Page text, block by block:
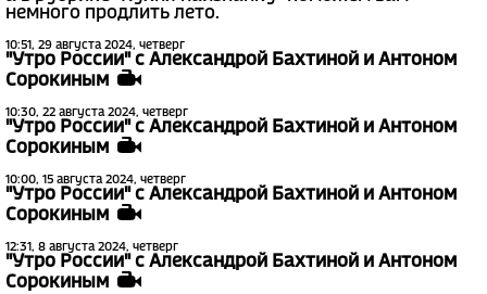
немного продлить лето.
10:51, 29 августа 2024, четверг
"Утро России" с Александрой Бахтиной и Антоном
Сорокиным
10:30, 22 августа 2024, четверг
"Утро России" с Александрой Бахтиной и Антоном
Сорокиным
10:00, 15 августа 2024, четверг
"Утро России" с Александрой Бахтиной и Антоном
Сорокиным
12:31, 8 августа 2024, четверг
"Утро России" с Александрой Бахтиной и Антоном
Сорокиным